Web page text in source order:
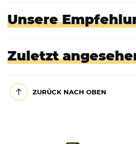
Unsere
Zuletzt
ZURÜCK NACH OBEN